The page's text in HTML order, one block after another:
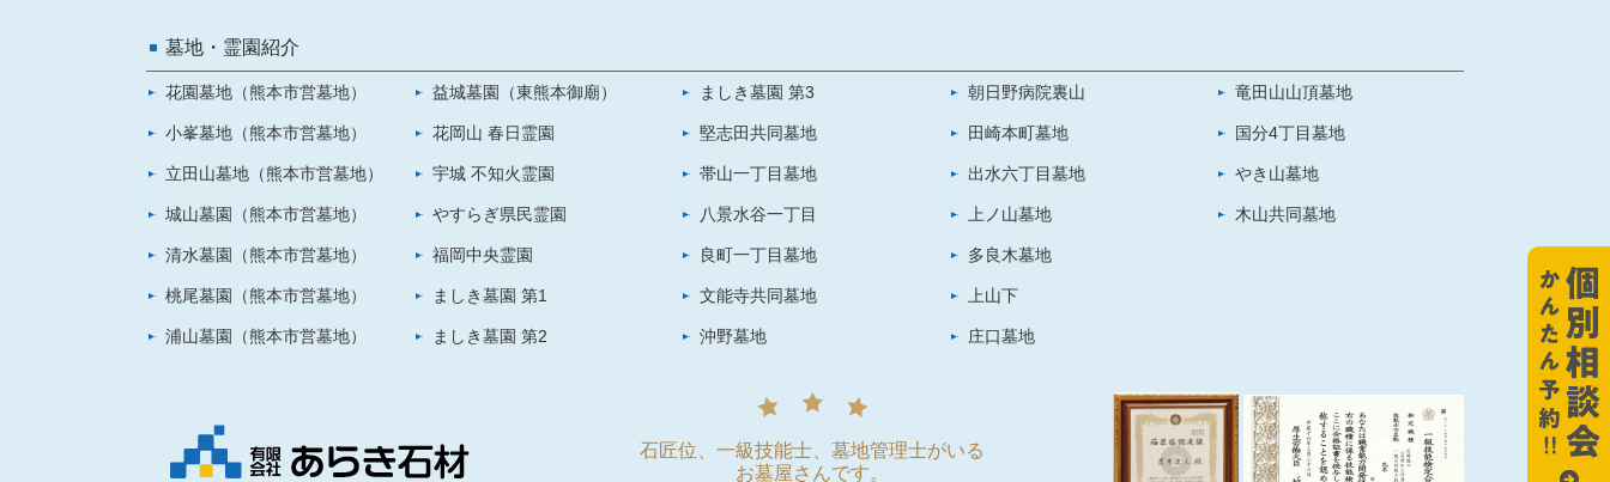
墓地・霊園紹介
花園墓地（熊本市営墓地）
小峯墓地（熊本市営墓地）
立田山墓地（熊本市営墓地）
城山墓園（熊本市営墓地）
清水墓園（熊本市営墓地）
桃尾墓園（熊本市営墓地）
浦山墓園（熊本市営墓地）
益城墓園（東熊本御廟）
花岡山 春日霊園
宇城 不知火霊園
やすらぎ県民霊園
福岡中央霊園
ましき墓園 第1
ましき墓園 第2
ましき墓園 第3
堅志田共同墓地
帯山一丁目墓地
八景水谷一丁目
良町一丁目墓地
文能寺共同墓地
沖野墓地
朝日野病院裏山
田崎本町墓地
出水六丁目墓地
上ノ山墓地
多良木墓地
上山下
庄口墓地
竜田山山頂墓地
国分4丁目墓地
やき山墓地
木山共同墓地
石匠位、一級技能士、墓地管理士がいる
お墓屋さんです。